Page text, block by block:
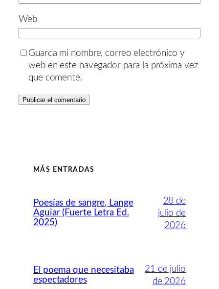
Web
Guarda mi nombre, correo electrónico y
web en este navegador para la próxima vez
que comente.
MÁS ENTRADAS
Poesías de sangre, Lange
Aguiar (Fuerte Letra Ed.
2025)
28 de
julio de
2026
El poema que necesitaba
espectadores
21 de julio
de 2026